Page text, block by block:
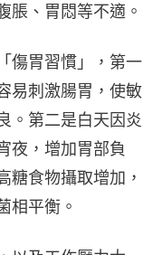
脹、胃悶等不適。
傷胃習慣」，第一
易刺激腸胃，使敏
。第二是白天因炎
夜，增加胃部負
糖食物攝取增加，
相平衡。